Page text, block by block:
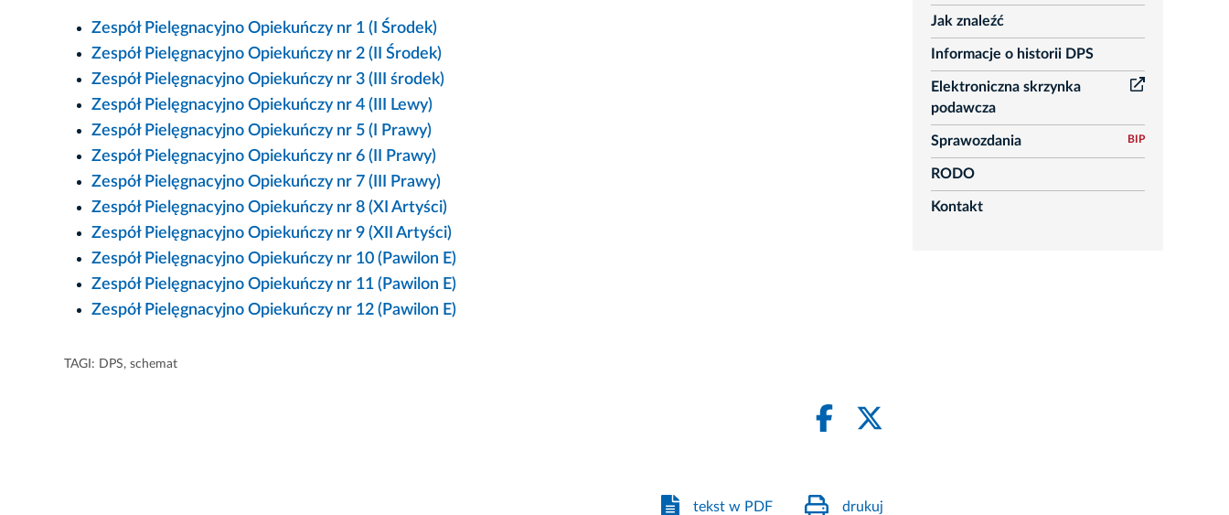
Zespół Pielęgnacyjno Opiekuńczy nr 1 (I Środek)
Zespół Pielęgnacyjno Opiekuńczy nr 2 (II Środek)
Zespół Pielęgnacyjno Opiekuńczy nr 3 (III środek)
Zespół Pielęgnacyjno Opiekuńczy nr 4 (III Lewy)
Zespół Pielęgnacyjno Opiekuńczy nr 5 (I Prawy)
Zespół Pielęgnacyjno Opiekuńczy nr 6 (II Prawy)
Zespół Pielęgnacyjno Opiekuńczy nr 7 (III Prawy)
Zespół Pielęgnacyjno Opiekuńczy nr 8 (XI Artyści)
Zespół Pielęgnacyjno Opiekuńczy nr 9 (XII Artyści)
Zespół Pielęgnacyjno Opiekuńczy nr 10 (Pawilon E)
Zespół Pielęgnacyjno Opiekuńczy nr 11 (Pawilon E)
Zespół Pielęgnacyjno Opiekuńczy nr 12 (Pawilon E)
TAGI: DPS, schemat
tekst w PDF drukuj
Jak znaleźć
Informacje o historii DPS
Elektroniczna skrzynka
podawcza
Sprawozdania BIP
RODO
Kontakt